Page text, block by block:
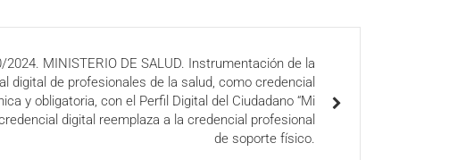
2024. MINISTERIO DE SALUD. Instrumentación de la
digital de profesionales de la salud, como credencial
y obligatoria, con el Perfil Digital del Ciudadano “Mi
digital reemplaza a la credencial profesional
de soporte físico.